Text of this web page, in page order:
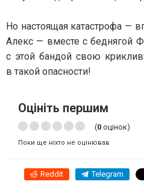
Но настоящая катастрофа —
Алекс — вместе с беднягой
с этой бандой свою
в такой опасности!
Оцініть першим
(0 оцінок)
Поки ще ніхто не оцінював
Reddit Telegram